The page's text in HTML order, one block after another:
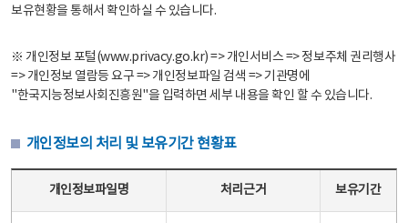
보유현황을 통해서 확인하실 수 있습니다.
※ 개인정보 포털(www.privacy.go.kr) => 개인서비스 => 정보주체 권리행사
=> 개인정보 열람등 요구 => 개인정보파일 검색 => 기관명에
"한국지능정보사회진흥원"을 입력하면 세부 내용을 확인 할 수 있습니다.
개인정보의 처리 및 보유기간 현황표
개인정보파일명 처리근거 보유기간